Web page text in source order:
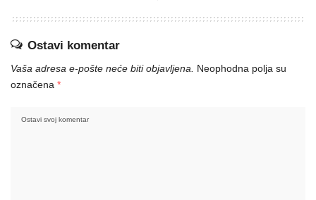
Ostavi komentar
Vaša adresa e-pošte neće biti objavljena.
Neophodna polja su
označena *